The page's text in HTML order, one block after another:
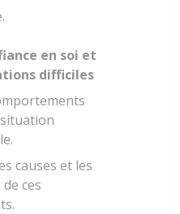
en soi et
difficiles
causes et les
ces